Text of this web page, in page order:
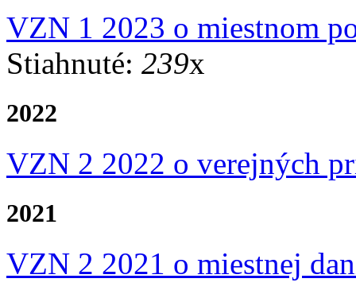
VZN 1 2023 o miestnom
Stiahnuté: 239x
2022
VZN 2 2022 o verejných
2021
VZN 2 2021 o miestnej